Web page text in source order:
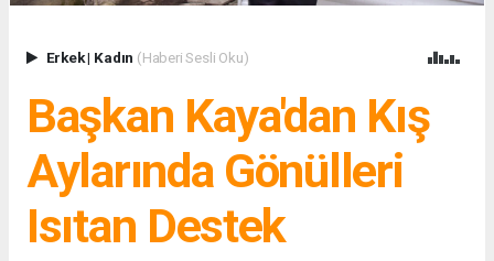
Erkek| Kadın (Haberi Sesli Oku)
Başkan Kaya'dan Kış
Aylarında Gönülleri
Isıtan Destek